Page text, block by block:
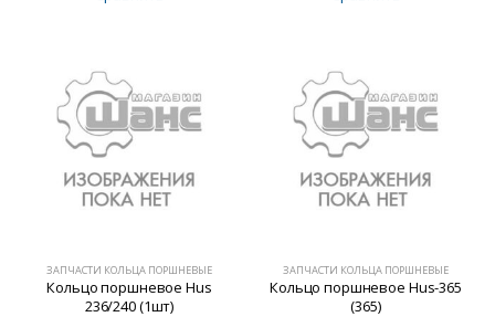
ЗАПЧАСТИ КОЛЬЦА ПОРШНЕВЫЕ
Кольцо поршневое Нus
236/240 (1шт)
ЗАПЧАСТИ КОЛЬЦА ПОРШНЕВЫЕ
Кольцо поршневое Нus-365
(365)